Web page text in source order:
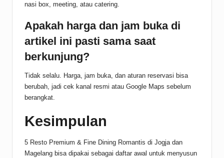
nasi box, meeting, atau catering.
Apakah harga dan jam buka di
artikel ini pasti sama saat
berkunjung?
Tidak selalu. Harga, jam buka, dan aturan reservasi bisa
berubah, jadi cek kanal resmi atau Google Maps sebelum
berangkat.
Kesimpulan
5 Resto Premium & Fine Dining Romantis di Jogja dan
Magelang bisa dipakai sebagai daftar awal untuk menyusun